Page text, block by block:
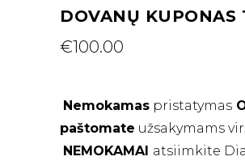
DOVANŲ KUPONAS
€100.00
Nemokamas pristatymas
paštomate užsakymams
NEMOKAMAI atsiimkite